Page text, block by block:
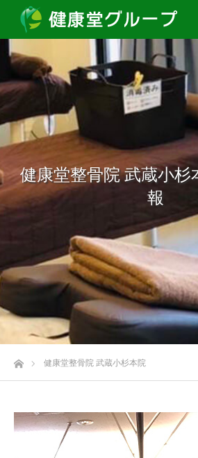
健康堂整骨院 武蔵小杉
報
ホーム健康堂整骨院 武蔵小杉本院